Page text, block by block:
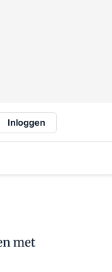
Inloggen
met